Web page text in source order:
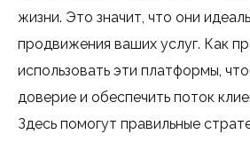
жизни. Это значит, что они
продвижения ваших услуг. Как
использовать эти платформы,
доверие и обеспечить поток
Здесь помогут правильные